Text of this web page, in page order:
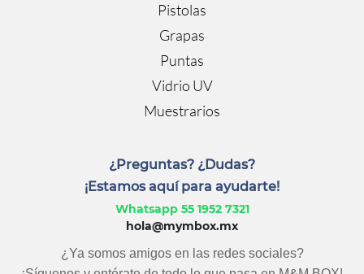
Pistolas
Grapas
Puntas
Vidrio UV
Muestrarios
¿Preguntas? ¿Dudas?
¡Estamos aquí para ayudarte!
Whatsapp 55 1952 7321
hola@mymbox.mx
¿Ya somos amigos en las redes sociales?